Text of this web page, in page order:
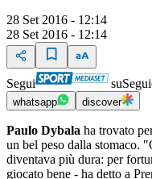
28 Set 2016 - 12:14
28 Set 2016 - 12:14
Segui su
whatsapp discover
Paulo Dybala ha trovato
un bel peso dalla stomaco.
diventava più dura: per
giocato bene - ha detto a